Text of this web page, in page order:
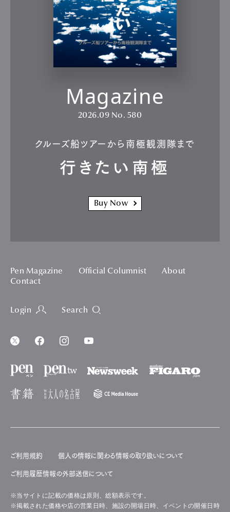
Magazine
2026.09 No. 580
クルーズ船ツアーから南極観測隊まで
行きたい南極
Buy Now
Pen Magazine Official Columnist
About
Contact
Login Search
ご利用規約 個人の情報に関わる情報の取り扱いについて
ご利用履歴情報の外部送信について
※当サイトに記載の価格は原則、総額表示です。
※掲載された価格や店の営業日時、施設の開場日時、イベントの開催日時